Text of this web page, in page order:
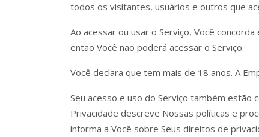
todos os visitantes, usuários e outros que
Ao acessar ou usar o Serviço, Você
então Você não poderá acessar o Serviço.
Você declara que tem mais de 18 anos. A
Seu acesso e uso do Serviço também estão
Privacidade descreve Nossas políticas e
informa a Você sobre Seus direitos de